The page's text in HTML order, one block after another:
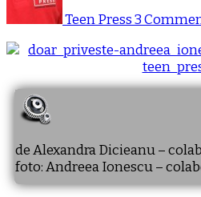
Teen Press3
de Alexandra Dicieanu –
foto: Andreea Ionescu –